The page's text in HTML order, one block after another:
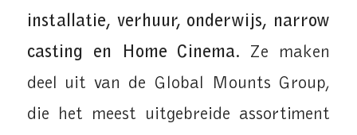
installatie, verhuur, onderwijs, narrow
casting en Home Cinema. Ze maken
deel uit van de Global Mounts Group,
die het meest uitgebreide assortiment